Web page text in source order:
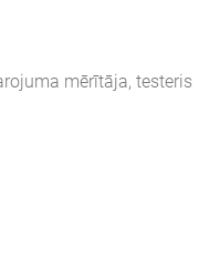
mērītāja, testeris